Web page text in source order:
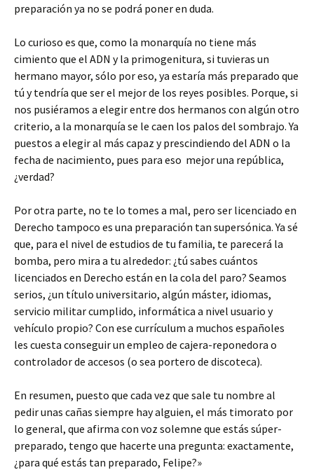
preparación ya no se podrá poner en duda.
Lo curioso es que, como la monarquía no tiene más
cimiento que el ADN y la primogenitura, si tuvieras un
hermano mayor, sólo por eso, ya estaría más preparado que
tú y tendría que ser el mejor de los reyes posibles. Porque, si
nos pusiéramos a elegir entre dos hermanos con algún otro
criterio, a la monarquía se le caen los palos del sombrajo. Ya
puestos a elegir al más capaz y prescindiendo del ADN o la
fecha de nacimiento, pues para eso mejor una república,
¿verdad?
Por otra parte, no te lo tomes a mal, pero ser licenciado en
Derecho tampoco es una preparación tan supersónica. Ya sé
que, para el nivel de estudios de tu familia, te parecerá la
bomba, pero mira a tu alrededor: ¿tú sabes cuántos
licenciados en Derecho están en la cola del paro? Seamos
serios, ¿un título universitario, algún máster, idiomas,
servicio militar cumplido, informática a nivel usuario y
vehículo propio? Con ese currículum a muchos españoles
les cuesta conseguir un empleo de cajera-reponedora o
controlador de accesos (o sea portero de discoteca).
En resumen, puesto que cada vez que sale tu nombre al
pedir unas cañas siempre hay alguien, el más timorato por
lo general, que afirma con voz solemne que estás súper-
preparado, tengo que hacerte una pregunta: exactamente,
¿para qué estás tan preparado, Felipe?»